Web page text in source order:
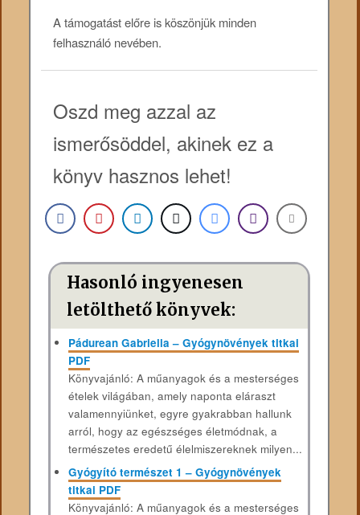
A támogatást előre is köszönjük minden
felhasználó nevében.
Oszd meg azzal az
ismerősöddel, akinek ez a
könyv hasznos lehet!
Hasonló ingyenesen
letölthető könyvek:
Pádurean Gabriella – Gyógynövények titkai
PDF
Könyvajánló: A műanyagok és a mesterséges
ételek világában, amely naponta eláraszt
valamennyiünket, egyre gyakrabban hallunk
arról, hogy az egészséges életmódnak, a
természetes eredetű élelmiszereknek milyen...
Gyógyító természet 1 – Gyógynövények
titkai PDF
Könyvajánló: A műanyagok és a mesterséges